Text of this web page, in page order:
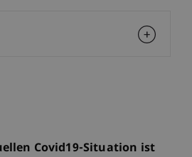
Covid19-Situation ist